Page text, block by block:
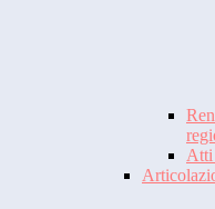
Atti